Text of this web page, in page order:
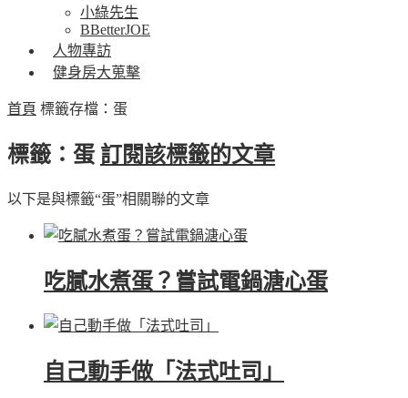
小綠先生
BBetterJOE
人物專訪
健身房大蒐擊
首頁 標籤存檔：蛋
標籤：蛋 訂閱該標籤的文章
以下是與標籤“蛋”相關聯的文章
吃膩水煮蛋？嘗試電鍋溏心蛋
自己動手做「法式吐司」